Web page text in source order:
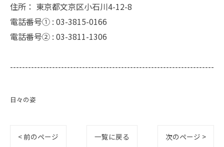
住所： 東京都文京区小石川4-12-8
電話番号① : 03-3815-0166
電話番号② : 03-3811-1306
--------------------------------------------------------------------
日々の姿
< 前のページ 一覧に戻る 次のページ >